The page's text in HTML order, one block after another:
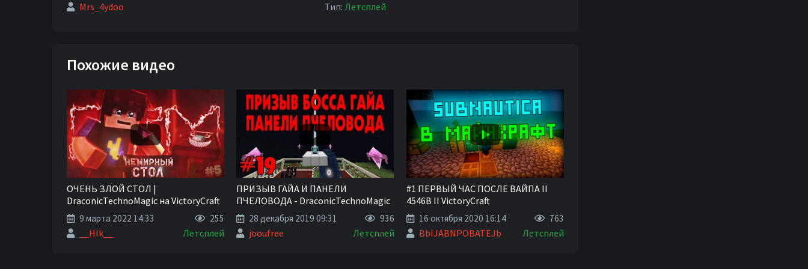
Mrs_4ydoo Тип: Летсплей
Похожие видео
ОЧЕНЬ ЗЛОЙ СТОЛ |
DraconicTechnoMagic на VictoryCraft
#5 - Майнкрафт Сервер с Модами
9 марта 2022 14:33 255
__HIk__ Летсплей
ПРИЗЫВ ГАЙА И ПАНЕЛИ
ПЧЕЛОВОДА - DraconicTechnoMagic
#1928 декабря 2019 09:31 936
jooufree Летсплей
#1 ПЕРВЫЙ ЧАС ПОСЛЕ ВАЙПА II
4546B II VictoryCraft
16 октября 2020 16:14 763
BbIJABNPOBATEJb Летсплей